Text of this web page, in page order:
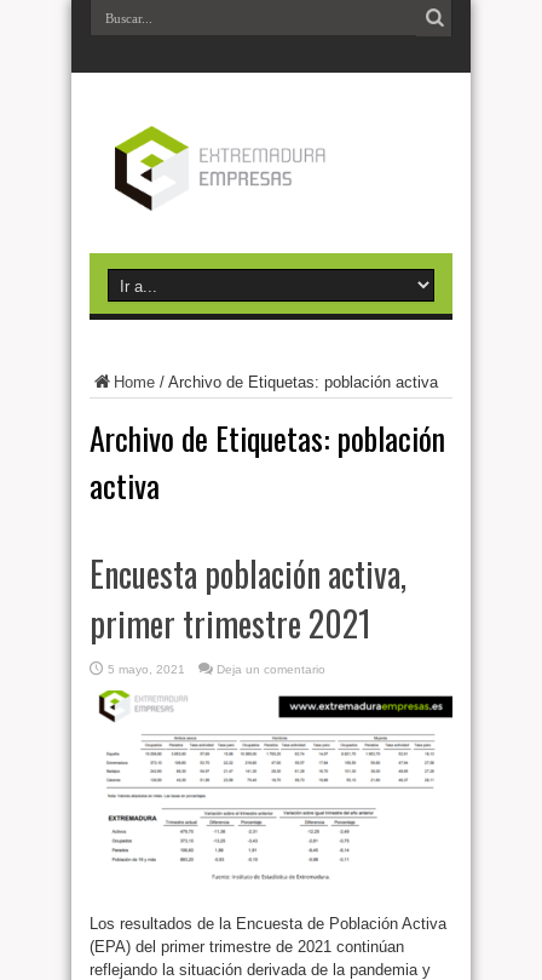
Home / Archivo de Etiquetas: población activa
Archivo de Etiquetas: población
activa
Encuesta población activa,
primer trimestre 2021
5 mayo, 2021 Deja un comentario
Los resultados de la Encuesta de Población Activa
(EPA) del primer trimestre de 2021 continúan
reflejando la situación derivada de la pandemia y